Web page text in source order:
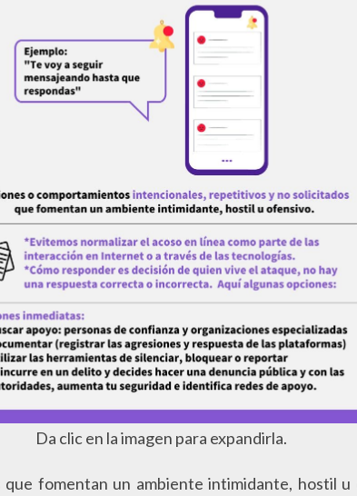
Da clic en la imagen para expandirla.
fomentan un ambiente intimidante, hostil u